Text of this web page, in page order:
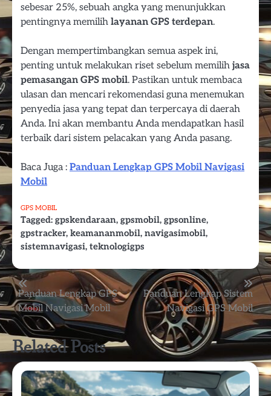
sebesar 25%, sebuah angka yang menunjukkan
pentingnya memilih layanan GPS terdepan.
Dengan mempertimbangkan semua aspek ini,
penting untuk melakukan riset sebelum memilih jasa
pemasangan GPS mobil. Pastikan untuk membaca
ulasan dan mencari rekomendasi guna menemukan
penyedia jasa yang tepat dan terpercaya di daerah
Anda. Ini akan membantu Anda mendapatkan hasil
terbaik dari sistem pelacakan yang Anda pasang.
Baca Juga : Panduan Lengkap GPS Mobil Navigasi
Mobil
GPS MOBIL
Tagged: gpskendaraan, gpsmobil, gpsonline,
gpstracker, keamananmobil, navigasimobil,
sistemnavigasi, teknologigps
Post
navigation
Panduan Lengkap GPS
Mobil Navigasi Mobil
Panduan Lengkap Sistem
Navigasi GPS Mobil
Related Posts